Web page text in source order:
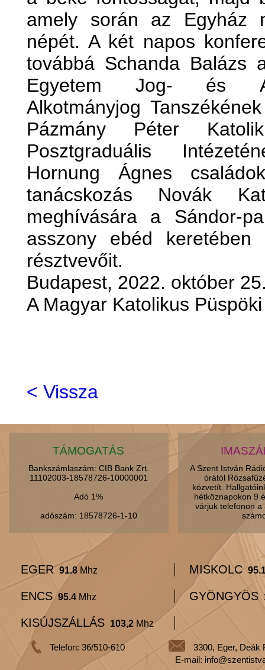
amely során az Egyház
népét. A két napos
továbbá Schanda Balázs
Egyetem Jog- és
Alkotmányjog
Pázmány Péter
Posztgraduális
Hornung Ágnes
tanácskozás Novák
meghívására a Sándor-
asszony ebéd keretében
résztvevőit.
Budapest, 2022. október
A Magyar Katolikus
< Vissza
TÁMOGATÁS
Bankszámlaszám: CIB Bank Zrt.
11102003-18578726-10000001
Adó 1%
adószám: 18578726-1-10
A Szent István
órától
közvetít.
hétköznapokon 9
várjuk telefonon
EGER 91.8 Mhz MISKOLC
ENCS 95.4 Mhz GYÖNGYÖS
KISÚJSZÁLLÁS 103,2 Mhz
Telefon: 36/510-610
3300, Eger, Deák
E-mail: